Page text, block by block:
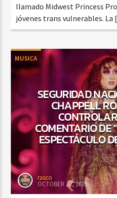
llamado Midwest Princess
jóvenes trans vulnerables.
MUSICA
SEGURIDAD
CHAPPELL
COMENTARIO DE
ESPECTÁCULO
rasco
OCTOBER 12, 2025